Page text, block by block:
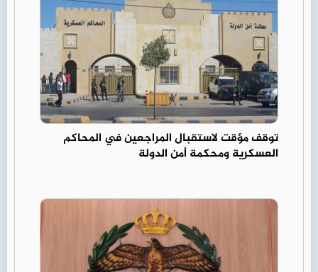
توقف مؤقت لاستقبال المراجعين في المحاكم
العسكرية ومحكمة أمن الدولة